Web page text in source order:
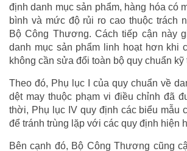
định danh mục sản phẩm, hàng hóa có
bình và mức độ rủi ro cao thuộc trách
Bộ Công Thương. Cách tiếp cận này
danh mục sản phẩm linh hoạt hơn khi
không cần sửa đổi toàn bộ quy chuẩn kỹ
Theo đó, Phụ lục I của quy chuẩn về
dệt may thuộc phạm vi điều chỉnh đã
thời, Phụ lục IV quy định các biểu mẫu
để tránh trùng lặp với các quy định hiện
Bên cạnh đó, Bộ Công Thương cũng